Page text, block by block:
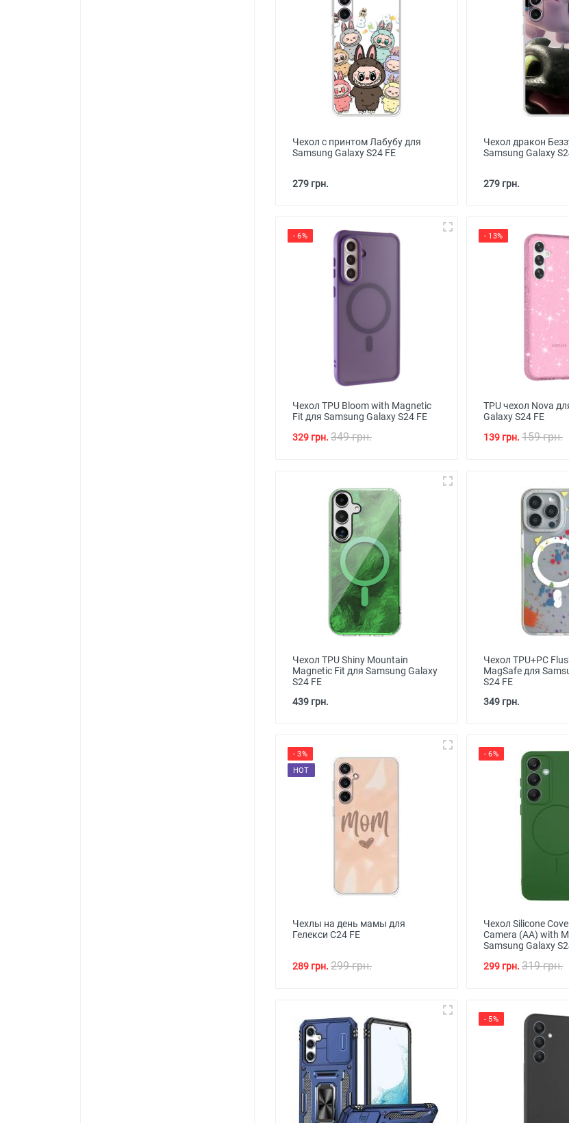
Чехол с принтом Лабубу для
Samsung Galaxy S24 FE
279 грн.
Чехол дракон
Samsung Galaxy
279 грн.
- 6%
Чехол TPU Bloom with Magnetic
Fit для Samsung Galaxy S24 FE
329 грн. 349 грн.
- 13%
TPU чехол Nova
Galaxy S24 FE
139 грн. 159 грн.
Чехол TPU Shiny Mountain
Magnetic Fit для Samsung Galaxy
S24 FE
439 грн.
Чехол TPU+PC
MagSafe для
S24 FE
349 грн.
- 3%
HOT
Чехлы на день мамы для
Гелекси С24 FE
289 грн. 299 грн.
- 6%
Чехол Silicone
Camera (AA) with
Samsung Galaxy
299 грн. 319 грн.
- 5%